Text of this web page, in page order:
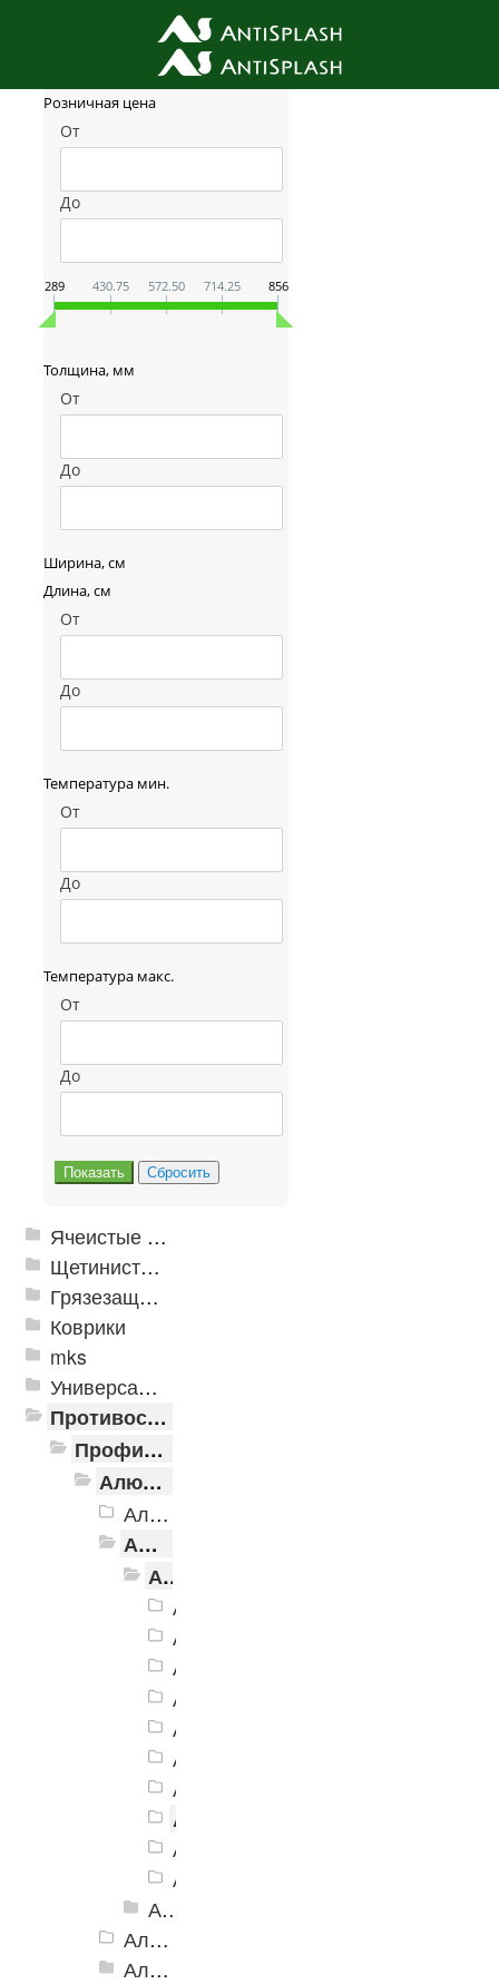
Фильтр товаров
Розничная цена
От
До
289 430.75 572.50 714.25 856
Толщина, мм
От
До
Ширина, см
Длина, см
От
До
Температура мин.
От
До
Температура макс.
От
До
Ячеистые грязезащитные покрытия
Щетинистые покрытия
Грязезащитные, влаговпитывающие покрытия
Коврики
mks
Универсальные модульные покрытия
Противоскользящая защита для лестниц, профили, ленты
Профили алюминиевые с резиновой вставкой
Алюминиевая полоса с резиновыми вставками
Алюминиевая Полоса с резиновой вставкой АП-32 Евро, 2500мм
Алюминиевая Полоса с резиновой вставкой АП-40
Алюминиевая Полоса с резиновой вставкой АП-40 Без покрытия
Алюминиевая Полоса АП-40
Алюминиевая Полоса АП-40
Алюминиевая Полоса АП-40
Алюминиевая Полоса АП-40
Алюминиевая Полоса АП-40
Алюминиевая Полоса АП-40
Алюминиевая Полоса АП-40
Алюминиевая Полоса АП-40
Алюминиевая Полоса АП-40
Алюминиевая Полоса АП-40
Алюминиевая Полоса с резиновой вставкой АП-40 Анадированные
Алюминиевая Полоса с резиновой вставкой АП-42 Евро, 2500мм
Алюминиевая Полоса с резиновой вставкой АП-46